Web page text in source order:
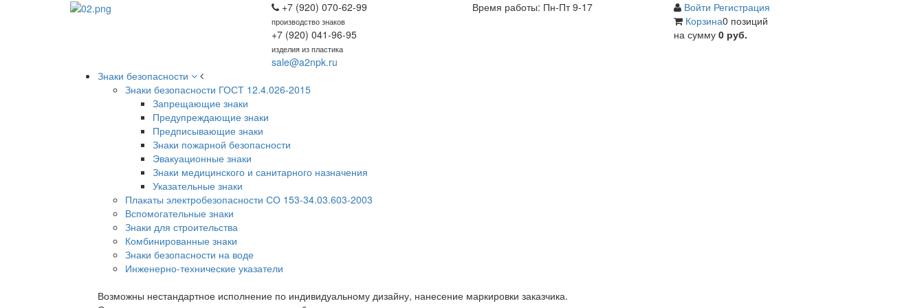
+7 (920) 070-62-99
производство знаков
+7 (920) 041-96-95
изделия из пластика
sale@a2npk.ru
Время работы: Пн-Пт 9-17 Войти Регистрация
Корзина0 позиций
на сумму 0 руб.
Знаки безопасности
Знаки безопасности ГОСТ 12.4.026-2015
Запрещающие знаки
Предупреждающие знаки
Предписывающие знаки
Знаки пожарной безопасности
Эвакуационные знаки
Знаки медицинского и санитарного назначения
Указательные знаки
Плакаты электробезопасности СО 153-34.03.603-2003
Вспомогательные знаки
Знаки для строительства
Комбинированные знаки
Знаки безопасности на воде
Инженерно-технические указатели
Возможны нестандартное исполнение по индивидуальному дизайну, нанесение маркировки заказчика.